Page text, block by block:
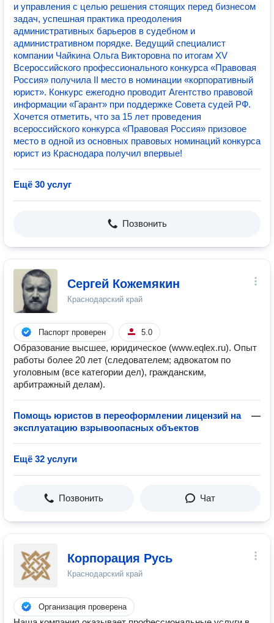
и управления с целью решения стоящих перед бизнесом
задач, успешная практика преодоления
административных барьеров в судебном и
административном порядке. Ведущий специалист
компании Чайкина Ольга Викторовна по итогам XV
Всероссийского профессионального конкурса «Правовая
Россия» получила II место в номинации «корпоративный
юрист». Конкурс ежегодно проводит Агентство правовой
информации «Гарант» при поддержке Совета судей РФ.
Хочется отметить, что за 15 лет проведения
всероссийского конкурса «Правовая Россия» призовое
место в одной из основных правовых номинаций конкурса
юрист из Краснодара получил впервые!
Ещё 30 услуг
Позвонить
Сергей Кожемякин
Краснодарский край
Паспорт проверен 5.0
Образование высшее, юридическое (www.eqlex.ru). Опыт
работы более 20 лет (следователем; адвокатом по
уголовным (все категории дел), гражданским,
арбитражный делам).
Помощь юристов в переоформлении лицензий на
эксплуатацию взрывоопасных объектов
—
Ещё 32 услуги
Позвонить Чат
Корпорация Русь
Краснодарский край
Организация проверена